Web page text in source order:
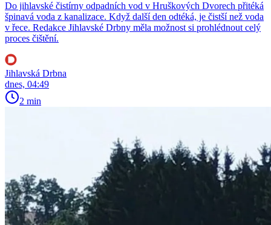
Do jihlavské čistírny odpadních vod v Hruškových Dvorech přitéká
špinavá voda z kanalizace. Když další den odtéká, je čistší než voda
v řece. Redakce Jihlavské Drbny měla možnost si prohlédnout celý
proces čištění.
Jihlavská Drbna
dnes, 04:49
2 min